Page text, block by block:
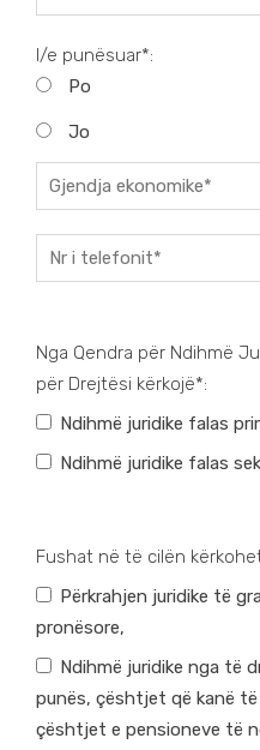
I/e punësuar*:
Po
Jo
Nga Qendra për Ndihmë
për Drejtësi kërkojë*:
Ndihmë juridike falas
Ndihmë juridike falas
Fushat në të cilën
Përkrahjen juridike të
pronësore,
Ndihmë juridike nga të
punës, çështjet që kanë
çështjet e pensioneve të